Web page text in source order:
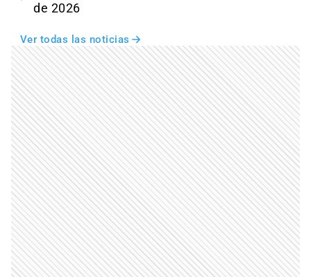
de 2026
Ver todas las noticias